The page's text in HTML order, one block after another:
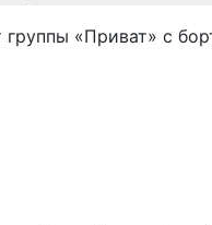
«Приват» с